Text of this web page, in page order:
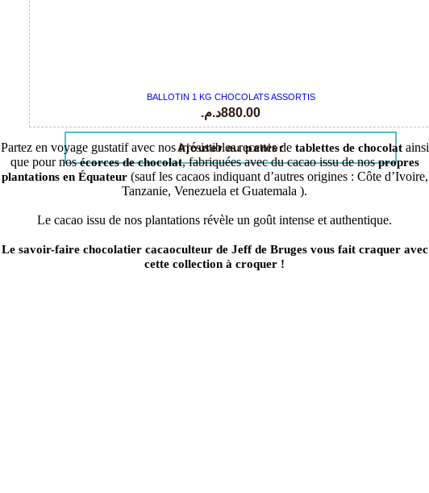
BALLOTIN 1 KG CHOCOLATS ASSORTIS
880.00د.م.
Ajouter au panier
Partez en voyage gustatif avec nos irrésistibles recettes detablettes de chocolatainsi
que pour nosécorces de chocolat, fabriquées avec du cacao issu de nospropres
plantations en Équateur (sauf les cacaos indiquant d’autres origines : Côte d’Ivoire,
Tanzanie, Venezuela et Guatemala ).
Le cacao issu de nos plantations révèle un goût intense et authentique.
Le savoir-faire chocolatier cacaoculteur de Jeff de Bruges vous fait craquer avec
cette collection à croquer !